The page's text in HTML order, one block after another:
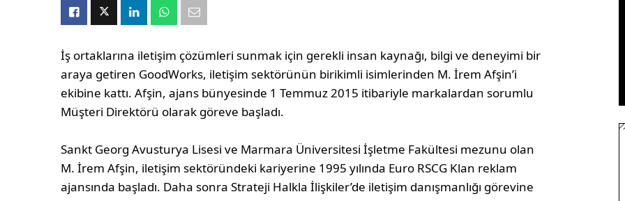
İş ortaklarına iletişim çözümleri sunmak için gerekli insan kaynağı, bilgi ve deneyimi bir
araya getiren GoodWorks, iletişim sektörünün birikimli isimlerinden M. İrem Afşin’i
ekibine kattı. Afşin, ajans bünyesinde 1 Temmuz 2015 itibariyle markalardan sorumlu
Müşteri Direktörü olarak göreve başladı.
Sankt Georg Avusturya Lisesi ve Marmara Üniversitesi İşletme Fakültesi mezunu olan
M. İrem Afşin, iletişim sektöründeki kariyerine 1995 yılında Euro RSCG Klan reklam
ajansında başladı. Daha sonra Strateji Halkla İlişkiler’de iletişim danışmanlığı görevine